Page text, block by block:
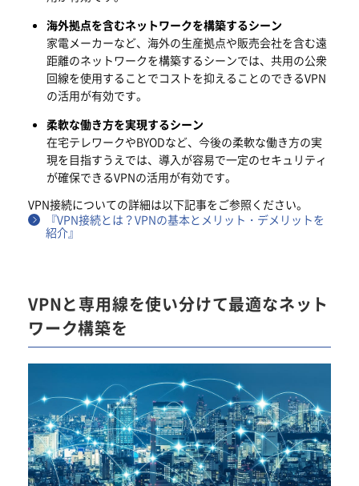
海外拠点を含むネットワークを構築するシーン
家電メーカーなど、海外の生産拠点や販売会社を含む遠
距離のネットワークを構築するシーンでは、共用の公衆
回線を使用することでコストを抑えることのできるVPN
の活用が有効です。
柔軟な働き方を実現するシーン
在宅テレワークやBYODなど、今後の柔軟な働き方の実
現を目指すうえでは、導入が容易で一定のセキュリティ
が確保できるVPNの活用が有効です。
VPN接続についての詳細は以下記事をご参照ください。
『VPN接続とは？VPNの基本とメリット・デメリットを
紹介』
VPNと専用線を使い分けて最適なネット
ワーク構築を